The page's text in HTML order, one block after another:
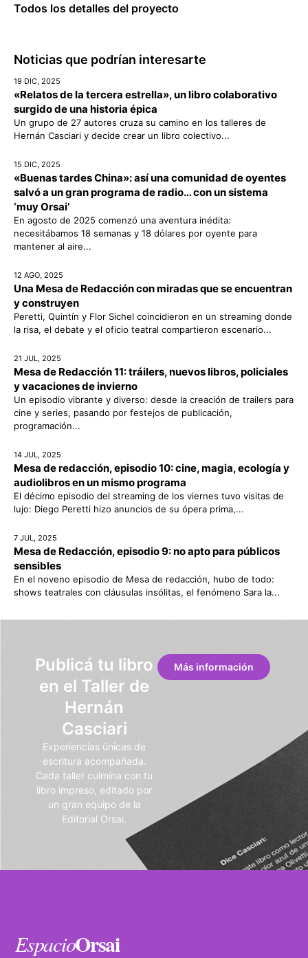
Todos los detalles del proyecto
Noticias que podrían interesarte
19 DIC, 2025
«Relatos de la tercera estrella», un libro colaborativo
surgido de una historia épica
Un grupo de 27 autores cruza su camino en los talleres de
Hernán Casciari y decide crear un libro colectivo...
15 DIC, 2025
«Buenas tardes China»: así una comunidad de oyentes
salvó a un gran programa de radio… con un sistema
‘muy Orsai’
En agosto de 2025 comenzó una aventura inédita:
necesitábamos 18 semanas y 18 dólares por oyente para
mantener al aire...
12 AGO, 2025
Una Mesa de Redacción con miradas que se encuentran
y construyen
Peretti, Quintín y Flor Sichel coincidieron en un streaming donde
la risa, el debate y el oficio teatral compartieron escenario...
21 JUL, 2025
Mesa de Redacción 11: tráilers, nuevos libros, policiales
y vacaciones de invierno
Un episodio vibrante y diverso: desde la creación de trailers para
cine y series, pasando por festejos de publicación,
programación...
14 JUL, 2025
Mesa de redacción, episodio 10: cine, magia, ecología y
audiolibros en un mismo programa
El décimo episodio del streaming de los viernes tuvo visitas de
lujo: Diego Peretti hizo anuncios de su ópera prima,...
7 JUL, 2025
Mesa de Redacción, episodio 9: no apto para públicos
sensibles
En el noveno episodio de Mesa de redacción, hubo de todo:
shows teatrales con cláusulas insólitas, el fenómeno Sara la...
Publicá tu libro
en el Taller de
Hernán
Casciari
Experiencias únicas de
escritura acompañada.
Cada taller culmina con tu
libro impreso, editado por
un gran equipo de la
Editorial Orsai.
Más información
EspacioOrsai